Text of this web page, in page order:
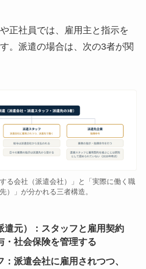
正社員では、雇用主と指示を
。派遣の場合は、次の3者が関
る会社（派遣会社）」と「実際に働く職
）」が分かれる三者構造。
遣元）：スタッフと雇用契約
・社会保険を管理する
：派遣会社に雇用されつつ、